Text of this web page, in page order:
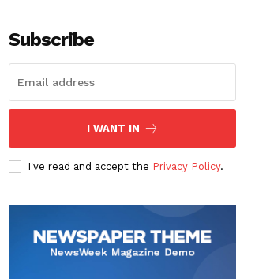
Subscribe
I WANT IN
I've read and accept the Privacy Policy.